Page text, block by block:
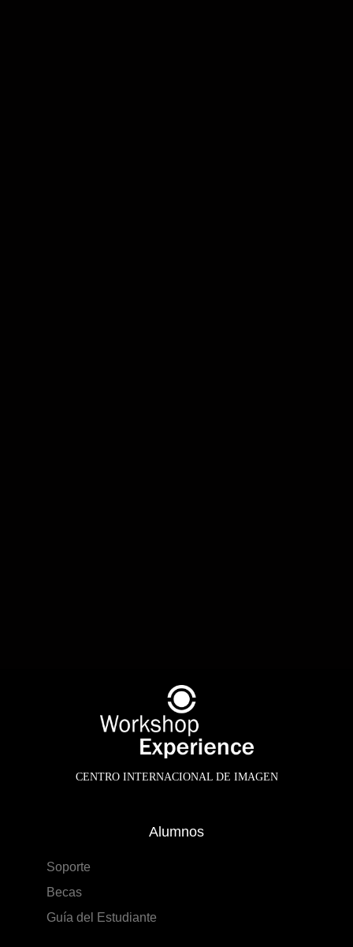
CENTRO INTERNACIONAL DE IMAGEN
Alumnos
Soporte
Becas
Guía del Estudiante